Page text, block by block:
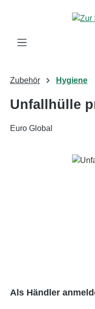
Zum Hauptinhalt springen
Zubehör Hygiene
Unfallhülle
Euro Global
Bildergalerie
Als Händler